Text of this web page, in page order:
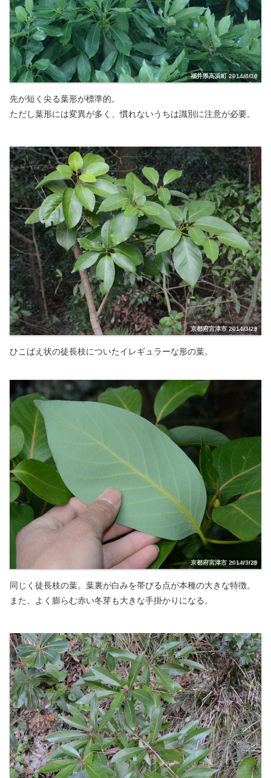
福井県高浜町 2014/8/30
先が短く尖る葉形が標準的。
ただし葉形には変異が多く、慣れないうちは識別に注意が必要。
京都府宮津市 2014/3/29
ひこばえ状の徒長枝についたイレギュラーな形の葉。
京都府宮津市 2014/3/29
同じく徒長枝の葉。葉裏が白みを帯びる点が本種の大きな特徴。
また、よく膨らむ赤い冬芽も大きな手掛かりになる。